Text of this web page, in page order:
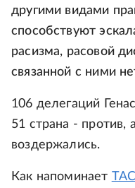
другими видами
способствуют
расизма, расовой
связанной с ними
106 делегаций
51 страна - против,
воздержались.
Как напоминает